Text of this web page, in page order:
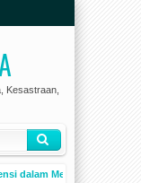
Kesastraan,
Menyunting Naskah